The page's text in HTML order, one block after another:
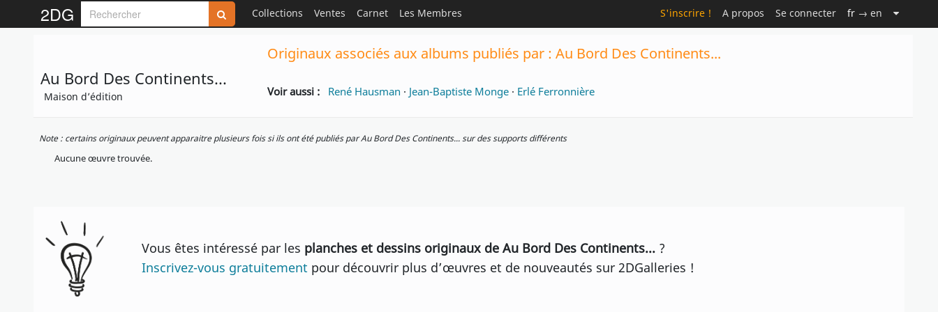
2DG Collections Ventes Carnet Les Membres S'inscrire ! A propos Se connecter fr → en
Originaux associés aux albums publiés par : Au Bord Des Continents...
Au Bord Des Continents...
Maison d’édition Voir aussi : René Hausman · Jean-Baptiste Monge · Erlé Ferronnière
Note : certains originaux peuvent apparaitre plusieurs fois si ils ont été publiés par Au Bord Des Continents... sur des supports différents
Aucune œuvre trouvée.
Vous êtes intéressé par les planches et dessins originaux de Au Bord Des Continents... ?
Inscrivez-vous gratuitement pour découvrir plus d’œuvres et de nouveautés sur 2DGalleries !